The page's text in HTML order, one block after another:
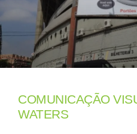
COMUNICAÇÃO
WATERS